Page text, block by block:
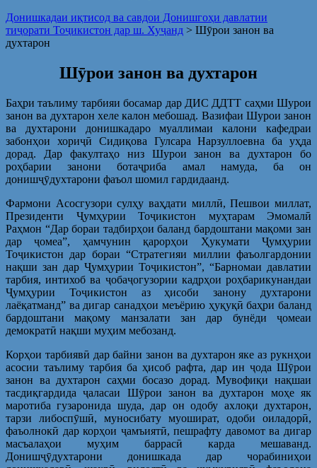
Донишкадаи иқтисод ва савдои Донишгоҳи давлатии
тиҷорати Тоҷикистон дар ш. Хуҷанд > Шӯрои занон ва
духтарон
Шӯрои занон ва духтарон
Баҳри таълиму тарбияи босамар дар ДИС ДДТТ саҳми Шурои
занон ва духтарон хеле калон мебошад. Вазифаи Шурои занон
ва духтарони донишкадаро муаллимаи калони кафедраи
забонҳои хориҷӣ Сидиқова Гулсара Нарзуллоевна ба уҳда
дорад. Дар факултаҳо низ Шурои занон ва духтарон бо
роҳбарии занони ботаҷриба амал намуда, ба он
донишҷӯдухтарони фаъол шомил гардидаанд.
Фармони Асосгузори сулҳу ваҳдати миллӣ, Пешвои миллат,
Президенти Ҷумҳурии Тоҷикистон муҳтарам Эмомалӣ
Раҳмон “Дар бораи тадбирҳои баланд бардоштани мақоми зан
дар ҷомеа”, ҳамчунин қарорҳои Ҳукумати Ҷумҳурии
Тоҷикистон дар бораи “Стратегияи миллии фаъолгардонии
нақши зан дар Ҷумҳурии Тоҷикистон”, “Барномаи давлатии
тарбия, интихоб ва ҷобаҷогузории кадрҳои роҳбарикунандаи
Ҷумҳурии Тоҷикистон аз ҳисоби занону духтарони
лаёқатманд” ва дигар санадҳои меъёрию ҳуқуқӣ баҳри баланд
бардоштани мақому манзалати зан дар бунёди ҷомеаи
демократӣ нақши муҳим мебозанд.
Корҳои тарбиявӣ дар байни занон ва духтарон яке аз рукнҳои
асосии таълиму тарбия ба ҳисоб рафта, дар ин ҷода Шӯрои
занон ва духтарон саҳми босазо дорад. Мувофиқи нақшаи
тасдиқгардида ҷаласаи Шӯрои занон ва духтарон моҳе як
маротиба гузаронида шуда, дар он одобу ахлоқи духтарон,
тарзи либоспӯшӣ, муносибату муошират, одоби оиладорӣ,
фаъолнокӣ дар корҳои ҷамъиятӣ, пешрафту давомот ва дигар
масъалаҳои муҳим баррасӣ карда мешаванд.
Донишҷӯдухтарони донишкада дар чорабиниҳои